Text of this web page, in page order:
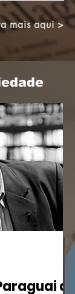
Colégio
(CBAE /
Os links
mais aqui >
a